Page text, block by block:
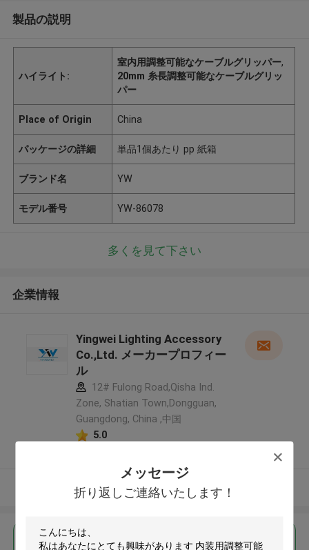
メッセージ
折り返しご連絡いたします！
製品の説明
ハイライト:
室内用調整可能なケーブルグリッパー,
20mm 糸長調整可能なケーブルグリッ
パー
Place of Origin China
パッケージの詳細 単品1個あたり pp 紙箱
ブランド名 YW
モデル番号 YW-86078
多くを見て下さい
企業情報
Yingwei Lighting Accessory
Co.,Ltd. メーカープロフィー
ル
12# Fulong Road,Qisha Ind.
Zone, Shatian Town,Dongguan,
Guangdong, China ,中国
5.0
多くを見て下さい
最高の価格で